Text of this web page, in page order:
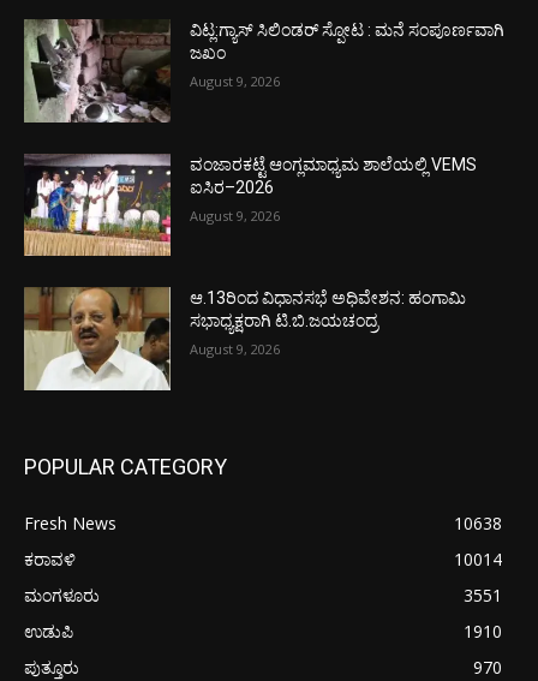
ವಿಟ್ಲ:ಗ್ಯಾಸ್ ಸಿಲಿಂಡರ್ ಸ್ಪೋಟ : ಮನೆ ಸಂಪೂರ್ಣವಾಗಿ
ಜಖಂ
August 9, 2026
ವಂಜಾರಕಟ್ಟೆ ಆಂಗ್ಲಮಾಧ್ಯಮ ಶಾಲೆಯಲ್ಲಿ VEMS
ಐಸಿರ–2026
August 9, 2026
ಆ.13ರಿಂದ ವಿಧಾನಸಭೆ ಅಧಿವೇಶನ: ಹಂಗಾಮಿ
ಸಭಾಧ್ಯಕ್ಷರಾಗಿ ಟಿ.ಬಿ.ಜಯಚಂದ್ರ
August 9, 2026
POPULAR CATEGORY
Fresh News
10638
ಕರಾವಳಿ
10014
ಮಂಗಳೂರು
3551
ಉಡುಪಿ
1910
ಪುತ್ತೂರು
970